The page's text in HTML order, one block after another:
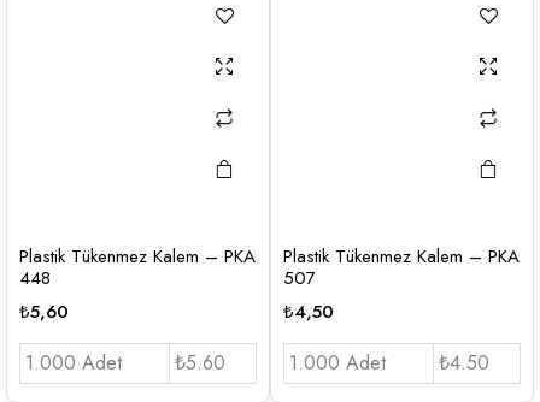
Plastik Tükenmez Kalem – PKA
448
₺5,60
1.000 Adet ₺5.60
Plastik Tükenmez Kalem – PKA
507
₺4,50
1.000 Adet ₺4.50